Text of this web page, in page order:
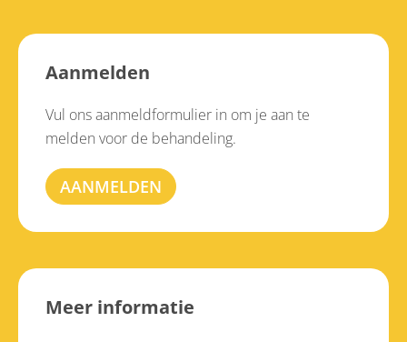
Aanmelden
Vul ons aanmeldformulier in om je aan te
melden voor de behandeling.
AANMELDEN
Meer informatie